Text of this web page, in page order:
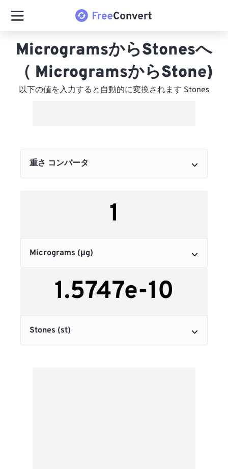
MicrogramsからStonesへ
（ MicrogramsからStone)
以下の値を入力すると自動的に変換されます Stones